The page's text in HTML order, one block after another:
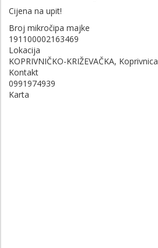
Cijena na upit!
Broj mikročipa majke
191100002163469
Lokacija
KOPRIVNIČKO-KRIŽEVAČKA, Koprivnica
Kontakt
0991974939
Karta